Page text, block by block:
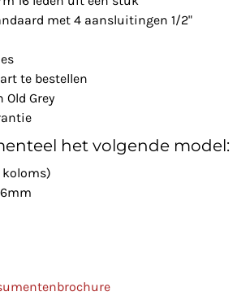
met 4 aansluitingen 1/2"
te bestellen
Grey
het volgende model:
koloms)